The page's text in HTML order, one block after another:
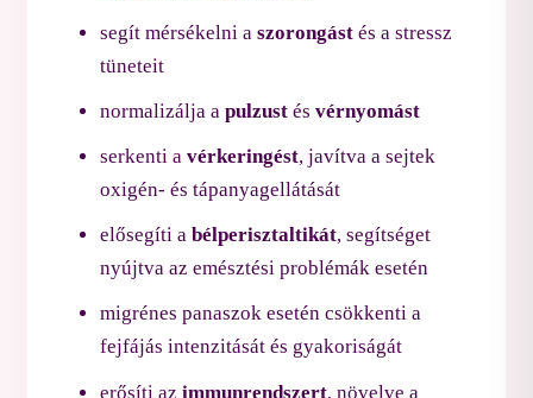
segít mérsékelni a szorongástés a stressz
tüneteit
normalizálja a pulzustés vérnyomást
serkenti a vérkeringést, javítva a sejtek
oxigén- és tápanyagellátását
elősegíti a bélperisztaltikát, segítséget
nyújtva az emésztési problémák esetén
migrénes panaszok esetén csökkenti a
fejfájás intenzitását és gyakoriságát
erősíti az immunrendszert, növelve a